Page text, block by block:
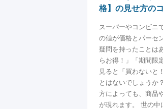
格】の見せ方の
スーパーやコンビニ
の値が価格とパーセ
疑問を持ったことは
らお得！」「期間限
見ると「買わないと
とはないでしょうか
方によっても、商品
が現れます。 世の